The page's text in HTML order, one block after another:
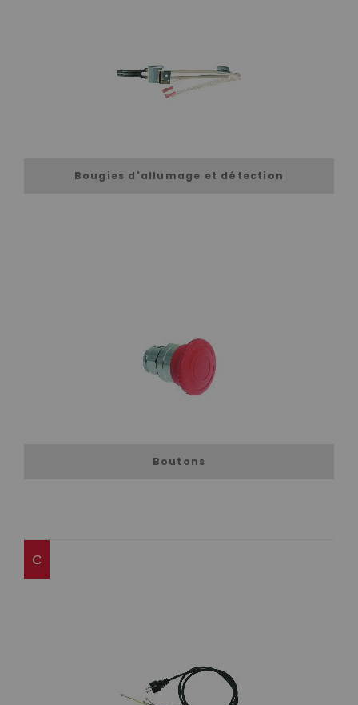
Bougies d'allumage et détection
Boutons
C